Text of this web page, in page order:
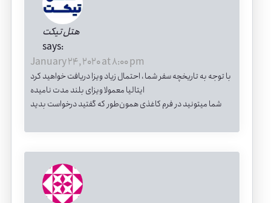
هتل تیکت
says:
January 24, 2020 at 8:00 pm
با توجه به تاریخچه سفر شما ، احتمال زیاد ویزا دریافت خواهید کرد
ایتالیا معمولا ویزای بلند مدت نامیده
شما میتونید در فرم کاغذی همون‌طور که گفتید درخواست بدید